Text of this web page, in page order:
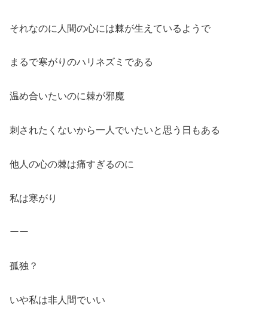
それなのに人間の心には棘が生えているようで
まるで寒がりのハリネズミである
温め合いたいのに棘が邪魔
刺されたくないから一人でいたいと思う日もある
他人の心の棘は痛すぎるのに
私は寒がり
ーー
孤独？
いや私は非人間でいい